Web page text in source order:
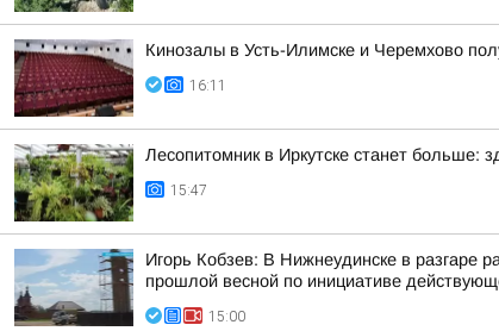
Кинозалы в Усть-Илимске и Черемхово
16:11
Лесопитомник в Иркутске станет больше:
15:47
Игорь Кобзев: В Нижнеудинске в разгаре
прошлой весной по инициативе
15:00